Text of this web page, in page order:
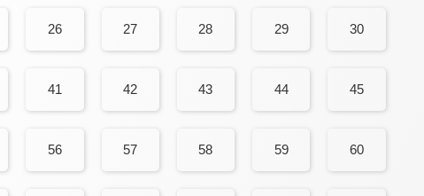
26 27 28 29 30
41 42 43 44 45
56 57 58 59 60